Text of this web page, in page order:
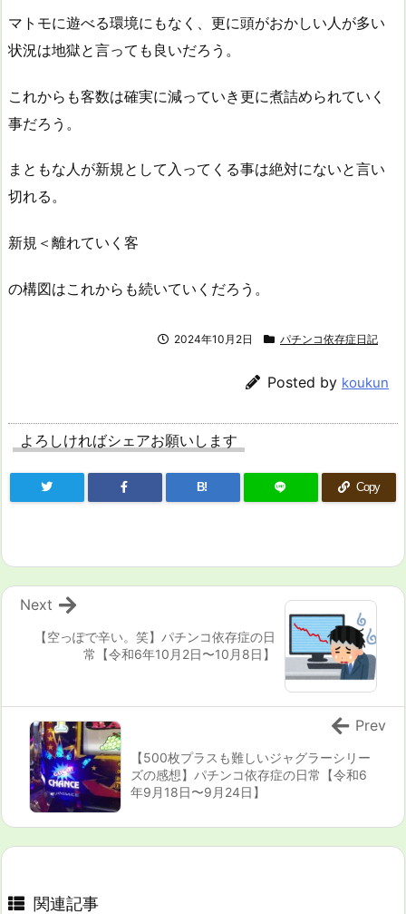
マトモに遊べる環境にもなく、更に頭がおかしい人が多い
状況は地獄と言っても良いだろう。
これからも客数は確実に減っていき更に煮詰められていく
事だろう。
まともな人が新規として入ってくる事は絶対にないと言い
切れる。
新規＜離れていく客
の構図はこれからも続いていくだろう。
2024年10月2日 パチンコ依存症日記
Posted by koukun
よろしければシェアお願いします
B! Copy
【空っぽで辛い。笑】パチンコ依存症の日
常【令和6年10月2日〜10月8日】
Next
【500枚プラスも難しいジャグラーシリー
ズの感想】パチンコ依存症の日常【令和6
年9月18日〜9月24日】
Prev
関連記事